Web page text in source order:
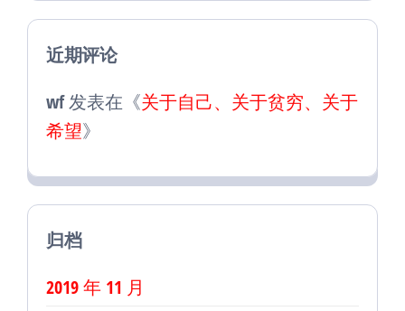
近期评论
wf发表在《关于自己、关于贫穷、关于
希望》
归档
2019 年 11 月